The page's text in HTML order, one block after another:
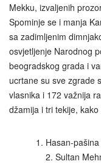
Mekku, izvaljenih
Spominje se i manja
sa zadimljenim
osvjetljenje Narodnog
beogradskog grada i
ucrtane su sve zgrade
vlasnika i 172 važnija
džamija i tri tekije, kako
Hasan-
2. Sultan